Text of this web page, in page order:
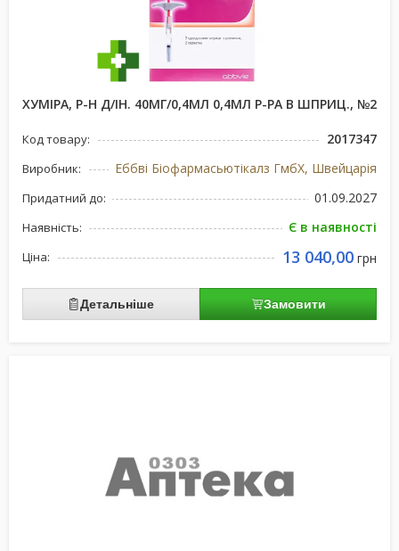
ХУМІРА, Р-Н Д/ІН. 40МГ/0,4МЛ 0,4МЛ Р-РА В ШПРИЦ., №2
Код товару: 2017347
Виробник: Еббві Біофармасьютікалз ГмбХ, Швейцарія
Придатний до: 01.09.2027
Наявність: Є в наявності
Ціна: 13 040,00 грн
Детальніше Замовити